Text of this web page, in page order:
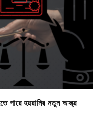
পারে হয়রানির নতুন অস্ত্র